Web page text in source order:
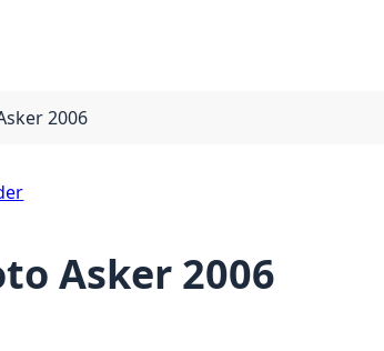
2006
Asker 2006